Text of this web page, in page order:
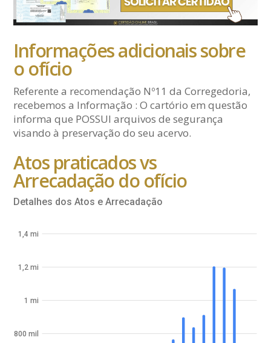
Informações adicionais sobre
o ofício
Referente a recomendação Nº11 da Corregedoria,
recebemos a Informação : O cartório em questão
informa que POSSUI arquivos de segurança
visando à preservação do seu acervo.
Atos praticados vs
Arrecadação do ofício
Detalhes dos Atos e Arrecadação
800 mil
1 mi
1,2 mi
1,4 mi